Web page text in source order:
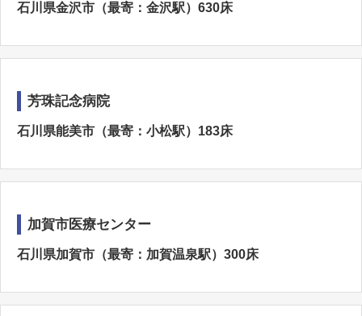
石川県金沢市（最寄：金沢駅）630床
芳珠記念病院
石川県能美市（最寄：小松駅）183床
加賀市医療センター
石川県加賀市（最寄：加賀温泉駅）300床